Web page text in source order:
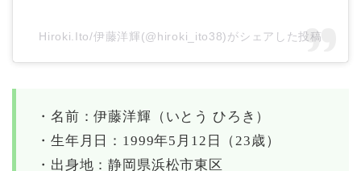
Hiroki.Ito/伊藤洋輝(@hiroki_ito38)がシェアした投稿
・名前：伊藤洋輝（いとう ひろき）
・生年月日：1999年5月12日（23歳）
・出身地：静岡県浜松市東区